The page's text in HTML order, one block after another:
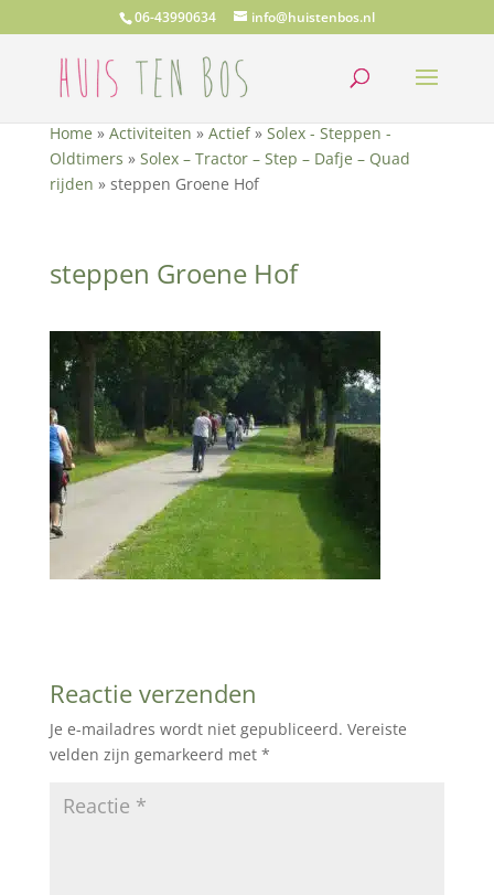
06-43990634 info@huistenbos.nl
Home » Activiteiten » Actief» Solex - Steppen -
Oldtimers » Solex – Tractor – Step – Dafje – Quad
rijden » steppen Groene Hof
steppen Groene Hof
Reactie verzenden
Je e-mailadres wordt niet gepubliceerd. Vereiste
velden zijn gemarkeerd met *